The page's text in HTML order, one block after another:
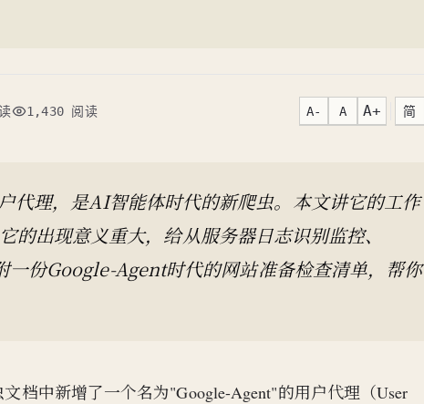
1,430 阅读 A- A A+ 简
代理，是AI智能体时代的新爬虫。本文讲它的工作
出现意义重大，给从服务器日志识别监控、
份Google-Agent时代的网站准备检查清单，帮你
档中新增了一个名为"Google-Agent"的用户代理（User